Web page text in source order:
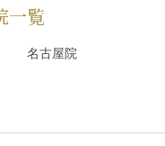
一覧
名古屋院